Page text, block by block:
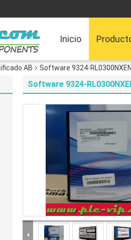
Inicio
AB Software 9324-
Software 9324-